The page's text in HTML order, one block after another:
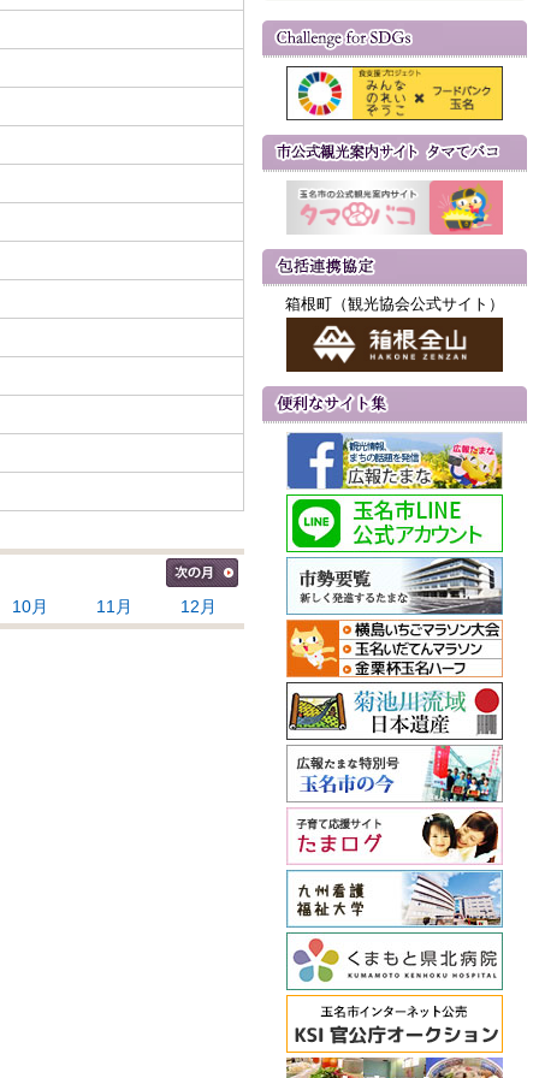
10月 11月 12月
箱根町（観光協会公式サイト）